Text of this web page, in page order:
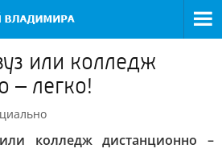
или колледж
– легко!
колледж дистанционно –